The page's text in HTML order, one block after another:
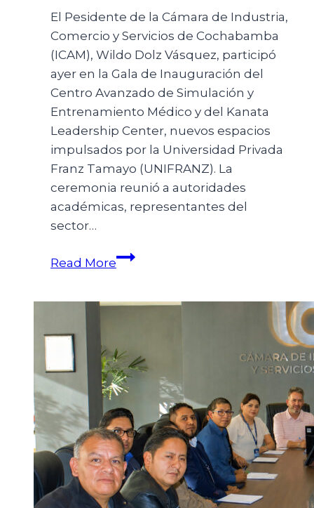
El Pesidente de la Cámara de Industria,
Comercio y Servicios de Cochabamba
(ICAM), Wildo Dolz Vásquez, participó
ayer en la Gala de Inauguración del
Centro Avanzado de Simulación y
Entrenamiento Médico y del Kanata
Leadership Center, nuevos espacios
impulsados por la Universidad Privada
Franz Tamayo (UNIFRANZ). La
ceremonia reunió a autoridades
académicas, representantes del
sector…
Read More